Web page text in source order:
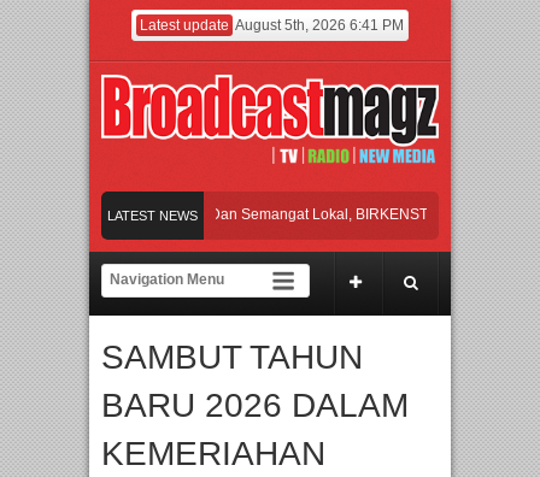
Latest update August 5th, 2026 6:41 PM
LATEST NEWS
Perpaduan Warisan Dan Semangat Lokal, BIRKENSTOCK INDONESIA
UT School, PTBA, dan Kamaju Tingkatkan Kualitas SDM melalui Basic
Eksklusif Pemain Sinetron Biarkan Hati Bicara, Febby Rastanty, Rangga
Perpaduan Warisan Dan Semangat Lokal, BIRKENSTOCK INDONESIA
SAMBUT TAHUN
BARU 2026 DALAM
KEMERIAHAN